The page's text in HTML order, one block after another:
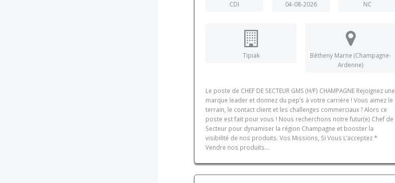
CDI 04-08-2026 NC
Tipiak
Bétheny Marne (Champagne-
Ardenne)
Le poste de CHEF DE SECTEUR GMS (H/F) CHAMPAGNE Rejoignez une
marque leader et donnez du pep’s à votre carrière ! Vous aimez le
terrain, le contact client et les challenges commerciaux ? Alors ce
poste est fait pour vous ! Nous recherchons notre futur(e) Chef de
Secteur pour dynamiser la région Champagne et booster la
visibilité de nos produits. Vos Missions, Si Vous L’acceptez *
Vendre nos produits...